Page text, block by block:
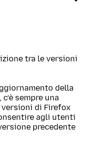
tra le versioni
della
sempre una
di Firefox
agli utenti
precedente